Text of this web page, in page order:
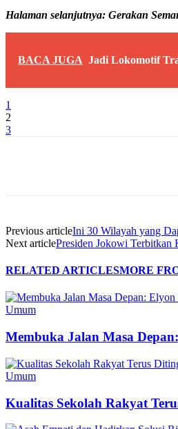
Halaman selanjutnya: Gerakan
BACA JUGA Jadi Lokomotif
1
2
3
Previous articleIni 30 Wilayah yang
Next articlePresiden Jokowi Terbitkan
RELATED ARTICLESMORE
Umum
Membuka Jalan Masa
Umum
Kualitas Sekolah Rakyat